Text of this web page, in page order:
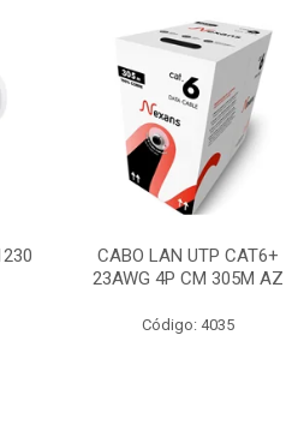
CABO LAN UTP CAT6+
23AWG 4P CM 305M AZ
Código: 4035